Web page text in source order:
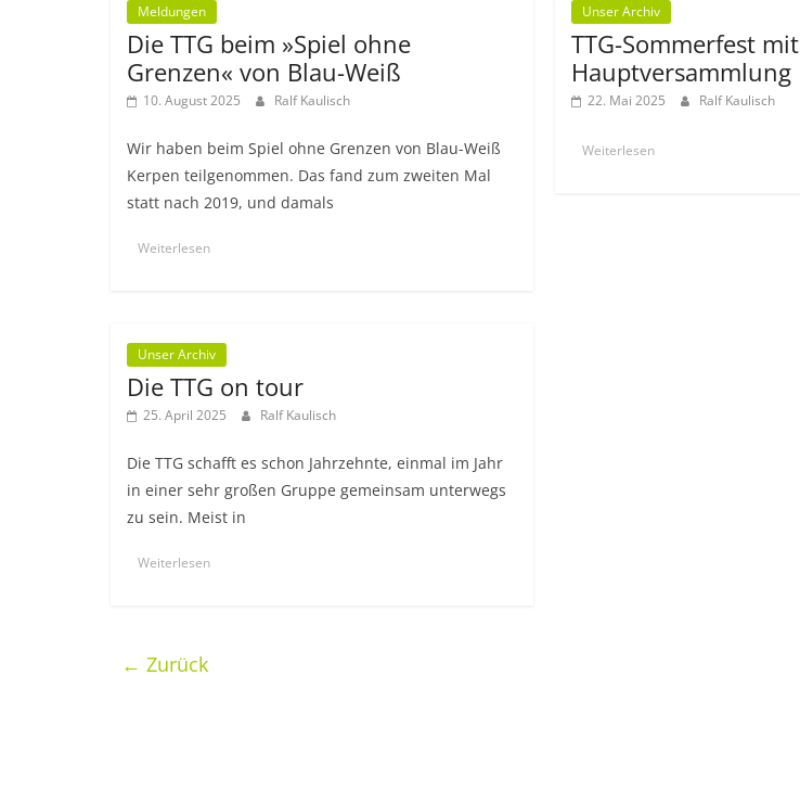
Meldungen
Die TTG beim »Spiel ohne
Grenzen« von Blau-Weiß
10. August 2025 Ralf Kaulisch
Wir haben beim Spiel ohne Grenzen von Blau-Weiß
Kerpen teilgenommen. Das fand zum zweiten Mal
statt nach 2019, und damals
Weiterlesen
Unser Archiv
TTG-Sommerfest mit
Hauptversammlung
22. Mai 2025 Ralf Kaulisch
Weiterlesen
Unser Archiv
Die TTG on tour
25. April 2025 Ralf Kaulisch
Die TTG schafft es schon Jahrzehnte, einmal im Jahr
in einer sehr großen Gruppe gemeinsam unterwegs
zu sein. Meist in
Weiterlesen
← Zurück